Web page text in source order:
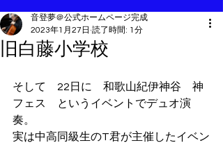
旧白藤小学校
音登夢＠公式ホームページ完成
2023年1月27日 読了時間: 1分
そして　22日に　和歌山紀伊神谷　神
フェス　というイベントでデュオ演
奏。
実は中高同級生のT君が主催したイベン